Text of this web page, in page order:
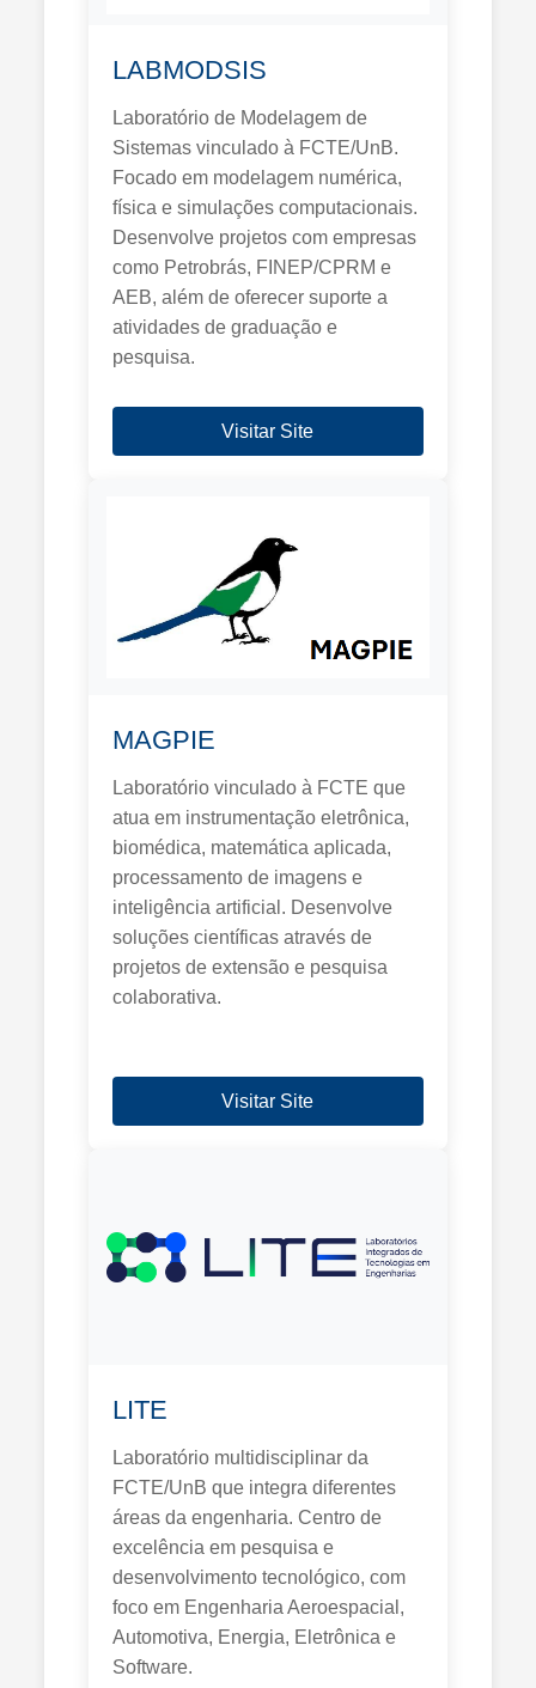
LABMODSIS
Laboratório de Modelagem de
Sistemas vinculado à FCTE/UnB.
Focado em modelagem numérica,
física e simulações computacionais.
Desenvolve projetos com empresas
como Petrobrás, FINEP/CPRM e
AEB, além de oferecer suporte a
atividades de graduação e
pesquisa.
Visitar Site
MAGPIE
Laboratório vinculado à FCTE que
atua em instrumentação eletrônica,
biomédica, matemática aplicada,
processamento de imagens e
inteligência artificial. Desenvolve
soluções científicas através de
projetos de extensão e pesquisa
colaborativa.
Visitar Site
LITE
Laboratório multidisciplinar da
FCTE/UnB que integra diferentes
áreas da engenharia. Centro de
excelência em pesquisa e
desenvolvimento tecnológico, com
foco em Engenharia Aeroespacial,
Automotiva, Energia, Eletrônica e
Software.